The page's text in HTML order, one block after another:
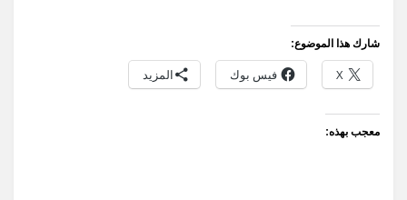
شارك هذا الموضوع:
X فيس بوك المزيد
معجب بهذه: